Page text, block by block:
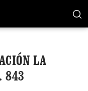
LA
843